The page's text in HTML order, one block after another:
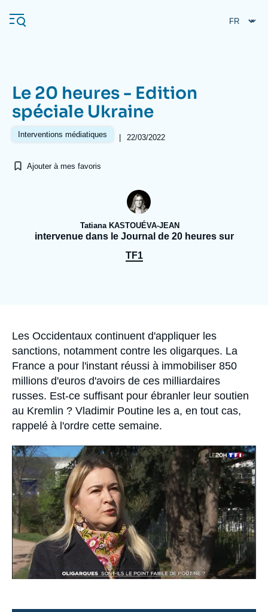
au
contenu
Navigation
principale
L'Ifri
Analyses
Recherches fréquentes
Proche-Orient
Le 20 heures - Edition
spéciale Ukraine
Interventions médiatiques | 22/03/2022
Ajouter à mes favoris
Tatiana KASTOUÉVA-JEAN
intervenue dans le Journal de 20 heures sur
TF1
Accroche
Les Occidentaux continuent d'appliquer les
sanctions, notamment contre les oligarques. La
France a pour l'instant réussi à immobiliser 850
millions d'euros d'avoirs de ces milliardaires
russes. Est-ce suffisant pour ébranler leur soutien
au Kremlin ? Vladimir Poutine les a, en tout cas,
rappelé à l'ordre cette semaine.
Image
principale
médiatique